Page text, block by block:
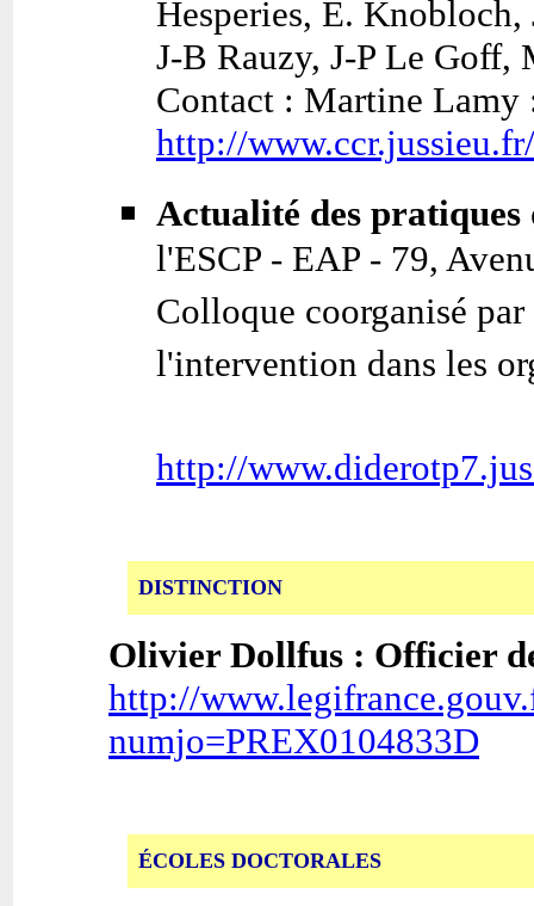
Hesperies, E. Knobloch,
J-B Rauzy, J-P Le Goff,
Contact : Martine Lamy
http://
Actualité des
l'ESCP - EAP - 79,
Colloque coorganisé
l'intervention dans les
http://
DISTINCTION
Olivier Dollfus : Officier
http://
numjo=PREX0104833D
ÉCOLES DOCTORALES